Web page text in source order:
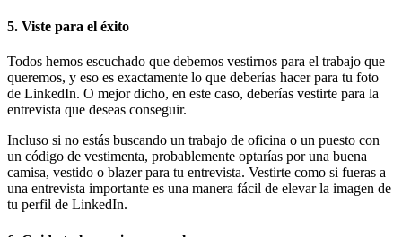
5. Viste para el éxito
Todos hemos escuchado que debemos vestirnos para el trabajo que
queremos, y eso es exactamente lo que deberías hacer para tu foto
de LinkedIn. O mejor dicho, en este caso, deberías vestirte para la
entrevista que deseas conseguir.
Incluso si no estás buscando un trabajo de oficina o un puesto con
un código de vestimenta, probablemente optarías por una buena
camisa, vestido o blazer para tu entrevista. Vestirte como si fueras a
una entrevista importante es una manera fácil de elevar la imagen de
tu perfil de LinkedIn.